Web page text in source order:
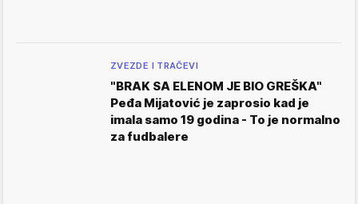
ZVEZDE I TRAČEVI
"BRAK SA ELENOM JE BIO GREŠKA"
Peđa Mijatović je zaprosio kad je
imala samo 19 godina - To je normalno
za fudbalere